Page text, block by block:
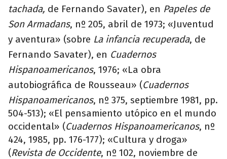
tachada, de Fernando Savater), en Papeles de
Son Armadans, nº 205, abril de 1973; «Juventud
y aventura» (sobre La infancia recuperada, de
Fernando Savater), en Cuadernos
Hispanoamericanos, 1976; «La obra
autobiográfica de Rousseau» (Cuadernos
Hispanoamericanos, nº 375, septiembre 1981, pp.
504-513); «El pensamiento utópico en el mundo
occidental» (Cuadernos Hispanoamericanos, nº
424, 1985, pp. 176-177); «Cultura y droga»
(Revista de Occidente, nº 102, noviembre de